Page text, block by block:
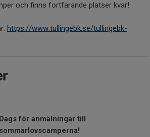
och finns fortfarande platser kvar!
https://www.tullingebk.se/tullingebk-
Dags för anmälningar till
sommarlovscamperna!